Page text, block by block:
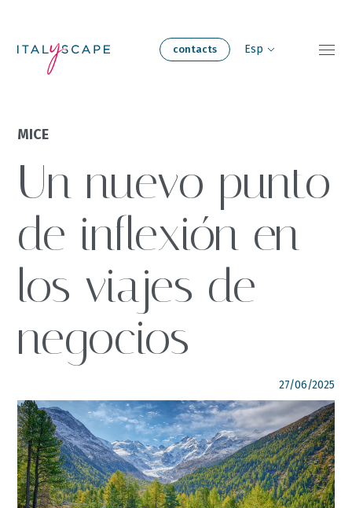
main
Contact
contacts Esp
Nuestros
Nuestro equipo
italyscape@italyscape.com
+39 011 2293208
SÍGUENOS
MICE
Un nuevo punto
de inflexión en
los viajes de
negocios
27/06/2025